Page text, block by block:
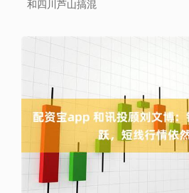
和四川芦山搞混